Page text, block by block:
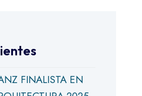
FINALISTA EN